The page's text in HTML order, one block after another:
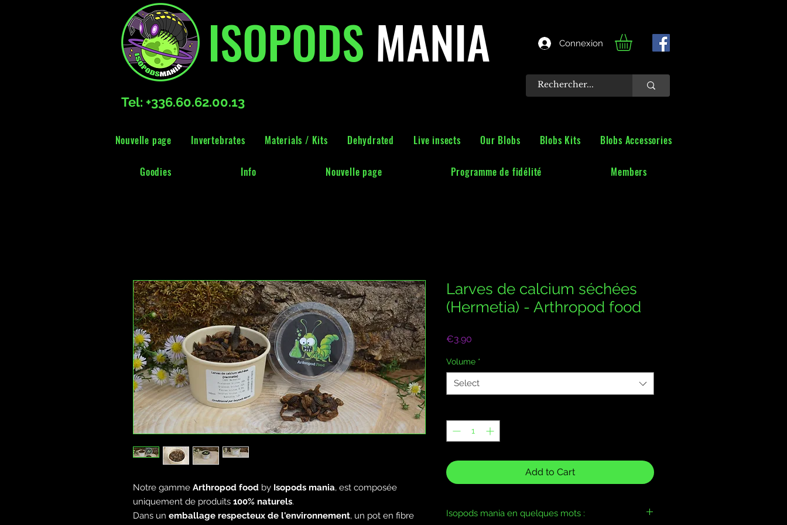
ISOPODS MANIA
Tel: +336.60.62.00.13
Connexion
Nouvelle page Invertebrates Materials / Kits Dehydrated Live insects Our Blobs Blobs Kits Blobs Accessories
Goodies Info Nouvelle page Programme de fidélité Members
Notre gamme Arthropod food by Isopods mania, est composée
uniquement de produits 100% naturels.
Dans un emballage respecteux de l'environnement, un pot en fibre
Larves de calcium séchées
(Hermetia) - Arthropod food
€3.90
Volume *
Select
Add to Cart
Isopods mania en quelques mots :